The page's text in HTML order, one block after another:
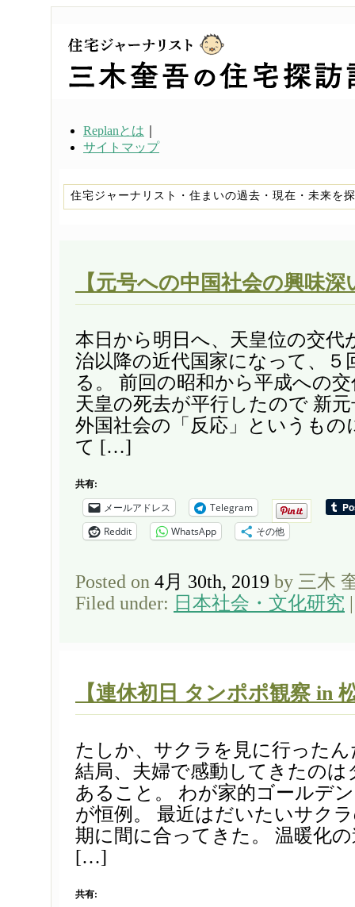
Replanとは
サイトマップ
住宅ジャーナリスト・住まいの過去・現在・未来を
【元号への中国社会の興味深
本日から明日へ、天皇位の交代
治以降の近代国家になって、５
る。 前回の昭和から平成への
天皇の死去が平行したので 新
外国社会の「反応」というもの
て […]
共有:
メールアドレス
Telegram
Reddit
WhatsApp その他
Posted on 4月 30th, 2019 by 三木
Filed under: 日本社会・文化研究
【連休初日 タンポポ観察 in
たしか、サクラを見に行った
結局、夫婦で感動してきたのは
あること。 わが家的ゴールデ
が恒例。 最近はだいたいサク
期に間に合ってきた。 温暖化
[…]
共有: